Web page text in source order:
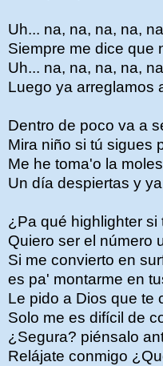
Uh... na, na, na, na, na
Siempre me dice que
Uh... na, na, na, na, na
Luego ya arreglamos
Dentro de poco va a
Mira niño si tú sigues
Me he toma'o la
Un día despiertas y
¿Pa qué highlighter si
Quiero ser el número
Si me convierto en
es pa' montarme en
Le pido a Dios que te
Solo me es difícil de
¿Segura? piénsalo
Relájate conmigo